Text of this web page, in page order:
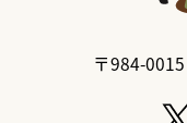
〒984-0015